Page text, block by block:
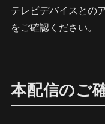
テレビデバイスとの
をご確認ください。
本配信のご